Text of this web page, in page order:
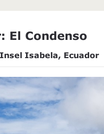
El Condenso
Isabela, Ecuador